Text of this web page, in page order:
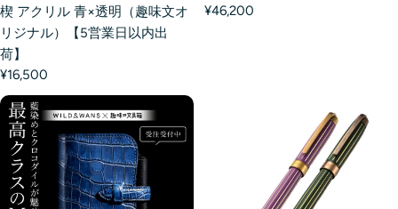
楔 アクリル 青×透明（趣味文オ
リジナル）【5営業日以内出
荷】
¥16,500
¥46,200